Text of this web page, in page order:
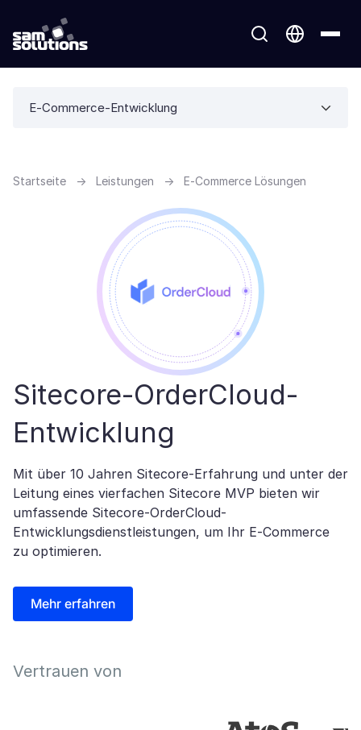
E-Commerce-Entwicklung
Startseite → Leistungen → E-Commerce Lösungen
Sitecore-OrderCloud-
Entwicklung
Mit über 10 Jahren Sitecore-Erfahrung und unter der
Leitung eines vierfachen Sitecore MVP bieten wir
umfassende Sitecore-OrderCloud-
Entwicklungsdienstleistungen, um Ihr E-Commerce
zu optimieren.
Mehr erfahren
Vertrauen von